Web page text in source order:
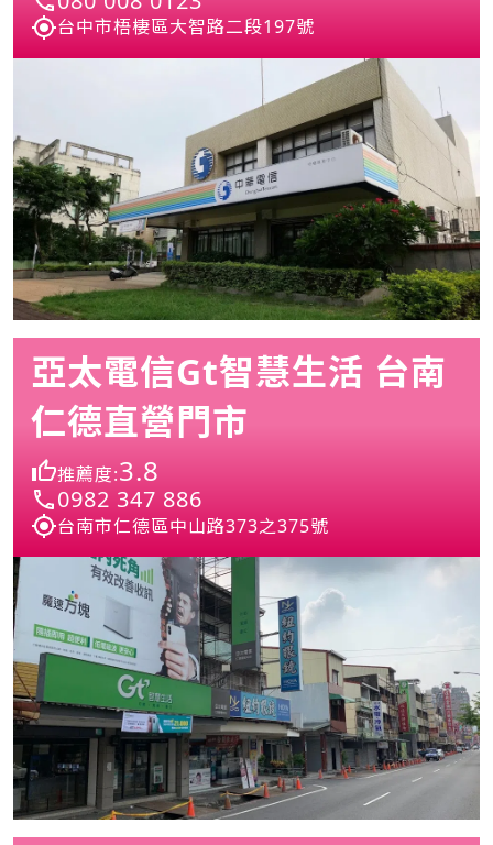
台中市梧棲區大智路二段197號
亞太電信Gt智慧生活 台南
仁德直營門市
推薦度:3.8
0982 347 886
台南市仁德區中山路373之375號